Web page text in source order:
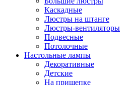
Каскадные
Люстры на штанге
Люстры-вентиляторы
Подвесные
Потолочные
Настольные лампы
Декоративные
Детские
На прищепке